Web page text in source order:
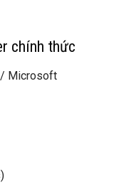
chính thức
/ Microsoft